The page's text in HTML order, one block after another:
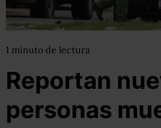
1 minuto de lectura
Reportan
personas